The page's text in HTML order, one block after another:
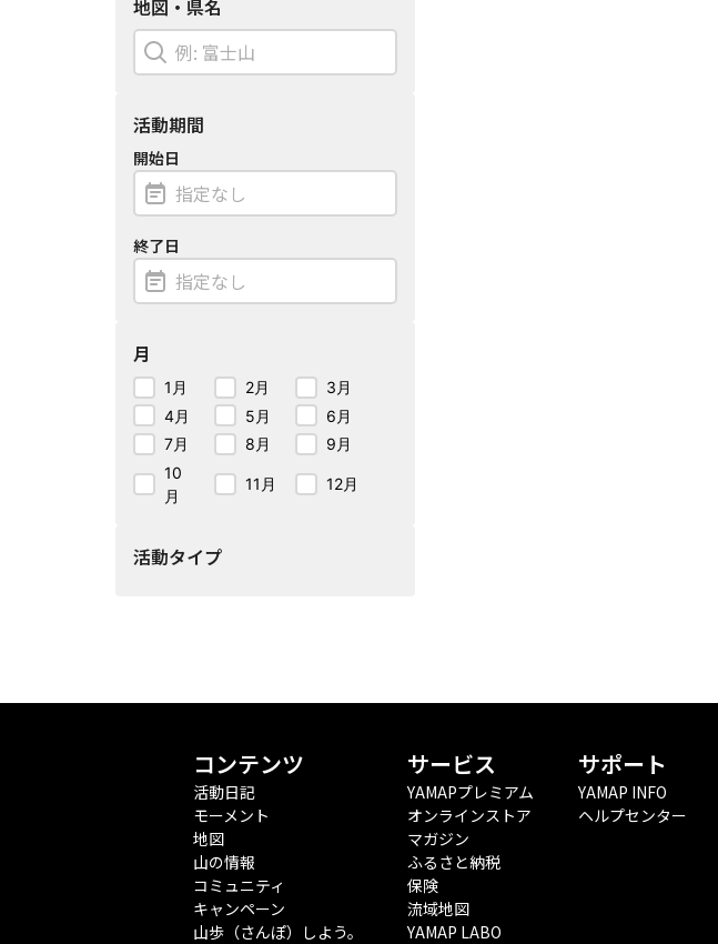
地図・県名
活動期間
開始日
終了日
月
1月 2月
3月
4月
5月
6月
7月
8月
9月
10
月
11月 12月
活動タイプ
コンテンツ
活動日記
モーメント
地図
山の情報
コミュニティ
キャンペーン
山歩（さんぽ）しよう。
サービス
YAMAPプレミアム
オンラインストア
マガジン
ふるさと納税
保険
流域地図
YAMAP LABO
サポート
YAMAP INFO
ヘルプセンター